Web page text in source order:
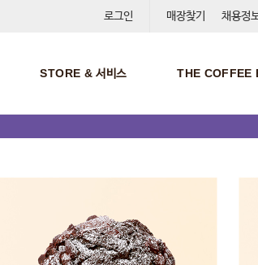
로그인 매장찾기 채용정
STORE & 서비스 THE COFFEE